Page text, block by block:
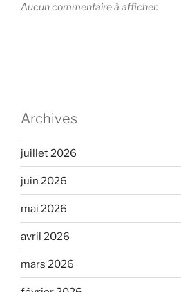
Aucun commentaire à afficher.
Archives
juillet 2026
juin 2026
mai 2026
avril 2026
mars 2026